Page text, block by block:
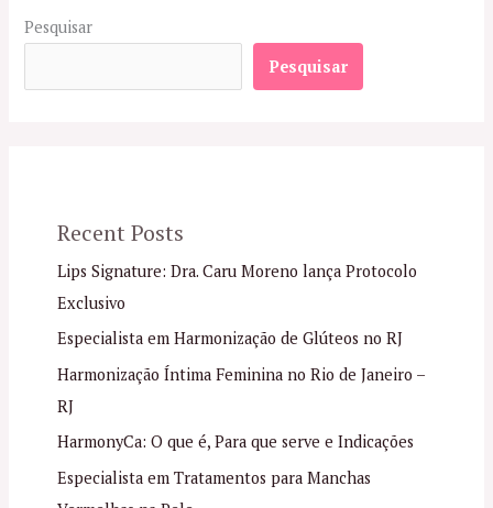
Pesquisar
Pesquisar
Recent Posts
Lips Signature: Dra. Caru Moreno lança Protocolo
Exclusivo
Especialista em Harmonização de Glúteos no RJ
Harmonização Íntima Feminina no Rio de Janeiro –
RJ
HarmonyCa: O que é, Para que serve e Indicações
Especialista em Tratamentos para Manchas